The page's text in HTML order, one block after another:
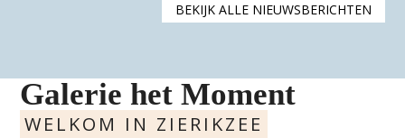
BEKIJK ALLE NIEUWSBERICHTEN
Galerie het Moment
WELKOM IN ZIERIKZEE